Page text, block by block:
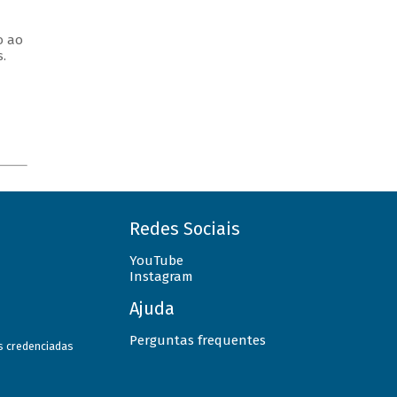
ao
credenciadas
Redes Sociais
YouTube
Instagram
Ajuda
Perguntas frequentes